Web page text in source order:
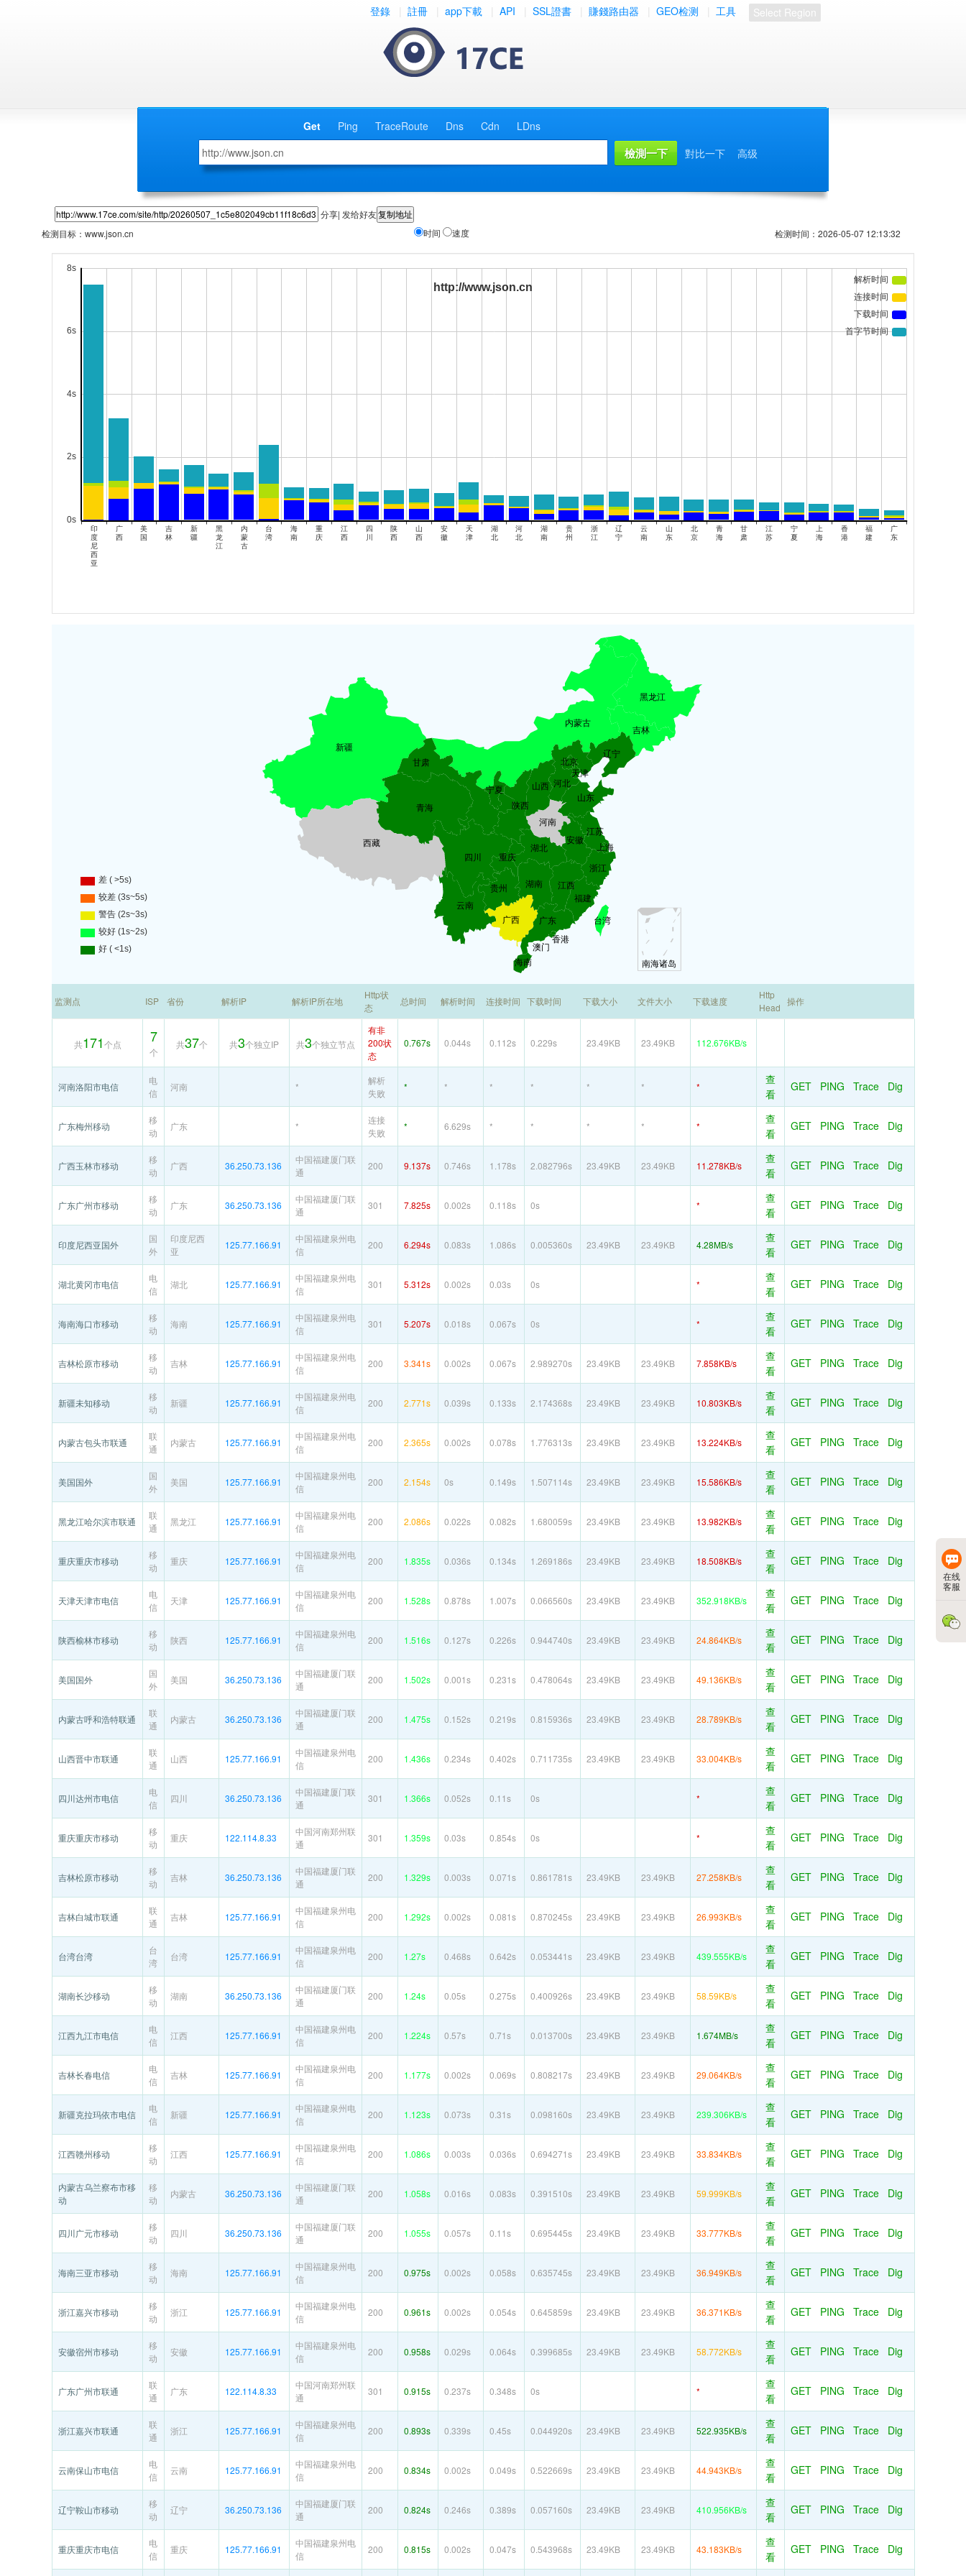
登錄 註冊 app下載 API SSL證書 賺錢路由器 GEO检测 工具 Select Region
Get Ping TraceRoute Dns Cdn
LDns
對比一下
高级
分享| 发给好友
检测目标： www.json.cn 时间 速度 检测时间：2026-05-07 12:13:32
监测点 ISP 省份 解析IP 解析IP所在地
Http状
态
总时间 解析时间 连接时间 下载时间 下载大小 文件大小 下载速度
Http
Head
操作
共171个点 7
个
共37个 共3个独立IP 共3个独立节点
有非
200状
态
0.767s 0.044s 0.112s 0.229s 23.49KB 23.49KB 112.676KB/s
河南洛阳市电信
电
信
河南 *
解析
失败
* * * * * * *
查
看
GET PING Trace Dig
广东梅州移动
移
动
广东 *
连接
失败
* 6.629s * * * * *
查
看
GET PING Trace Dig
广西玉林市移动
移
动
广西 36.250.73.136
中国福建厦门联
通
200 9.137s 0.746s 1.178s 2.082796s 23.49KB 23.49KB 11.278KB/s
查
看
GET PING Trace Dig
广东广州市移动
移
动
广东 36.250.73.136
中国福建厦门联
通
301 7.825s 0.002s 0.118s 0s *
查
看
GET PING Trace Dig
印度尼西亚国外
国
外
印度尼西
亚
125.77.166.91
中国福建泉州电
信
200 6.294s 0.083s 1.086s 0.005360s 23.49KB 23.49KB 4.28MB/s
查
看
GET PING Trace Dig
湖北黄冈市电信
电
信
湖北 125.77.166.91
中国福建泉州电
信
301 5.312s 0.002s 0.03s 0s *
查
看
GET PING Trace Dig
海南海口市移动
移
动
海南 125.77.166.91
中国福建泉州电
信
301 5.207s 0.018s 0.067s 0s *
查
看
GET PING Trace Dig
吉林松原市移动
移
动
吉林 125.77.166.91
中国福建泉州电
信
200 3.341s 0.002s 0.067s 2.989270s 23.49KB 23.49KB 7.858KB/s
查
看
GET PING Trace Dig
新疆未知移动
移
动
新疆 125.77.166.91
中国福建泉州电
信
200 2.771s 0.039s 0.133s 2.174368s 23.49KB 23.49KB 10.803KB/s
查
看
GET PING Trace Dig
内蒙古包头市联通
联
通
内蒙古 125.77.166.91
中国福建泉州电
信
200 2.365s 0.002s 0.078s 1.776313s 23.49KB 23.49KB 13.224KB/s
查
看
GET PING Trace Dig
美国国外
国
外
美国 125.77.166.91
中国福建泉州电
信
200 2.154s 0s 0.149s 1.507114s 23.49KB 23.49KB 15.586KB/s
查
看
GET PING Trace Dig
黑龙江哈尔滨市联通
联
通
黑龙江 125.77.166.91
中国福建泉州电
信
200 2.086s 0.022s 0.082s 1.680059s 23.49KB 23.49KB 13.982KB/s
查
看
GET PING Trace Dig
重庆重庆市移动
移
动
重庆 125.77.166.91
中国福建泉州电
信
200 1.835s 0.036s 0.134s 1.269186s 23.49KB 23.49KB 18.508KB/s
查
看
GET PING Trace Dig
天津天津市电信
电
信
天津 125.77.166.91
中国福建泉州电
信
200 1.528s 0.878s 1.007s 0.066560s 23.49KB 23.49KB 352.918KB/s
查
看
GET PING Trace Dig
陕西榆林市移动
移
动
陕西 125.77.166.91
中国福建泉州电
信
200 1.516s 0.127s 0.226s 0.944740s 23.49KB 23.49KB 24.864KB/s
查
看
GET PING Trace Dig
美国国外
国
外
美国 36.250.73.136
中国福建厦门联
通
200 1.502s 0.001s 0.231s 0.478064s 23.49KB 23.49KB 49.136KB/s
查
看
GET PING Trace Dig
内蒙古呼和浩特联通
联
通
内蒙古 36.250.73.136
中国福建厦门联
通
200 1.475s 0.152s 0.219s 0.815936s 23.49KB 23.49KB 28.789KB/s
查
看
GET PING Trace Dig
山西晋中市联通
联
通
山西 125.77.166.91
中国福建泉州电
信
200 1.436s 0.234s 0.402s 0.711735s 23.49KB 23.49KB 33.004KB/s
查
看
GET PING Trace Dig
四川达州市电信
电
信
四川 36.250.73.136
中国福建厦门联
通
301 1.366s 0.052s 0.11s 0s *
查
看
GET PING Trace Dig
重庆重庆市移动
移
动
重庆 122.114.8.33
中国河南郑州联
通
301 1.359s 0.03s 0.854s 0s *
查
看
GET PING Trace Dig
吉林松原市移动
移
动
吉林 36.250.73.136
中国福建厦门联
通
200 1.329s 0.003s 0.071s 0.861781s 23.49KB 23.49KB 27.258KB/s
查
看
GET PING Trace Dig
吉林白城市联通
联
通
吉林 125.77.166.91
中国福建泉州电
信
200 1.292s 0.002s 0.081s 0.870245s 23.49KB 23.49KB 26.993KB/s
查
看
GET PING Trace Dig
台湾台湾
台
湾
台湾 125.77.166.91
中国福建泉州电
信
200 1.27s 0.468s 0.642s 0.053441s 23.49KB 23.49KB 439.555KB/s
查
看
GET PING Trace Dig
湖南长沙移动
移
动
湖南 36.250.73.136
中国福建厦门联
通
200 1.24s 0.05s 0.275s 0.400926s 23.49KB 23.49KB 58.59KB/s
查
看
GET PING Trace Dig
江西九江市电信
电
信
江西 125.77.166.91
中国福建泉州电
信
200 1.224s 0.57s 0.71s 0.013700s 23.49KB 23.49KB 1.674MB/s
查
看
GET PING Trace Dig
吉林长春电信
电
信
吉林 125.77.166.91
中国福建泉州电
信
200 1.177s 0.002s 0.069s 0.808217s 23.49KB 23.49KB 29.064KB/s
查
看
GET PING Trace Dig
新疆克拉玛依市电信
电
信
新疆 125.77.166.91
中国福建泉州电
信
200 1.123s 0.073s 0.31s 0.098160s 23.49KB 23.49KB 239.306KB/s
查
看
GET PING Trace Dig
江西赣州移动
移
动
江西 125.77.166.91
中国福建泉州电
信
200 1.086s 0.003s 0.036s 0.694271s 23.49KB 23.49KB 33.834KB/s
查
看
GET PING Trace Dig
内蒙古乌兰察布市移
动
移
动
内蒙古 36.250.73.136
中国福建厦门联
通
200 1.058s 0.016s 0.083s 0.391510s 23.49KB 23.49KB 59.999KB/s
查
看
GET PING Trace Dig
四川广元市移动
移
动
四川 36.250.73.136
中国福建厦门联
通
200 1.055s 0.057s 0.11s 0.695445s 23.49KB 23.49KB 33.777KB/s
查
看
GET PING Trace Dig
海南三亚市移动
移
动
海南 125.77.166.91
中国福建泉州电
信
200 0.975s 0.002s 0.058s 0.635745s 23.49KB 23.49KB 36.949KB/s
查
看
GET PING Trace Dig
浙江嘉兴市移动
移
动
浙江 125.77.166.91
中国福建泉州电
信
200 0.961s 0.002s 0.054s 0.645859s 23.49KB 23.49KB 36.371KB/s
查
看
GET PING Trace Dig
安徽宿州市移动
移
动
安徽 125.77.166.91
中国福建泉州电
信
200 0.958s 0.029s 0.064s 0.399685s 23.49KB 23.49KB 58.772KB/s
查
看
GET PING Trace Dig
广东广州市联通
联
通
广东 122.114.8.33
中国河南郑州联
通
301 0.915s 0.237s 0.348s 0s *
查
看
GET PING Trace Dig
浙江嘉兴市联通
联
通
浙江 125.77.166.91
中国福建泉州电
信
200 0.893s 0.339s 0.45s 0.044920s 23.49KB 23.49KB 522.935KB/s
查
看
GET PING Trace Dig
云南保山市电信
电
信
云南 125.77.166.91
中国福建泉州电
信
200 0.834s 0.002s 0.049s 0.522669s 23.49KB 23.49KB 44.943KB/s
查
看
GET PING Trace Dig
辽宁鞍山市移动
移
动
辽宁 36.250.73.136
中国福建厦门联
通
200 0.824s 0.246s 0.389s 0.057160s 23.49KB 23.49KB 410.956KB/s
查
看
GET PING Trace Dig
重庆重庆市电信
电
信
重庆 125.77.166.91
中国福建泉州电
信
200 0.815s 0.002s 0.047s 0.543968s 23.49KB 23.49KB 43.183KB/s
查
看
GET PING Trace Dig
在线
客服